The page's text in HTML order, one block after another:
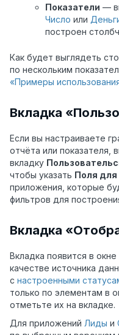
Показатели —
Число или
построен
Как будет выглядеть
по нескольким
«Примеры
Вкладка
Если вы настраиваете
отчёта или показателя,
вкладку
чтобы указать Поля
приложения, которые
фильтров для
Вкладка
Вкладка появится в
качестве источника
с настроенными
только по элементам в
отметьте их на вкладке.
Для приложений Лиды и